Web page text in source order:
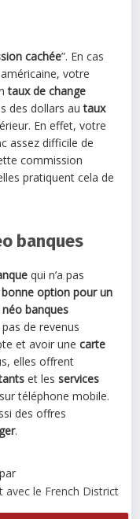
cachée”. En cas
votre
taux de change
des dollars autaux
En effet, votre
assez difficile de
commission
pratiquent cela de
banques
qui n’a pas
bonne option pour un
néo banques
de revenus
et avoir unecarte
elles offrent
et les services
téléphone mobile.
des offres
.